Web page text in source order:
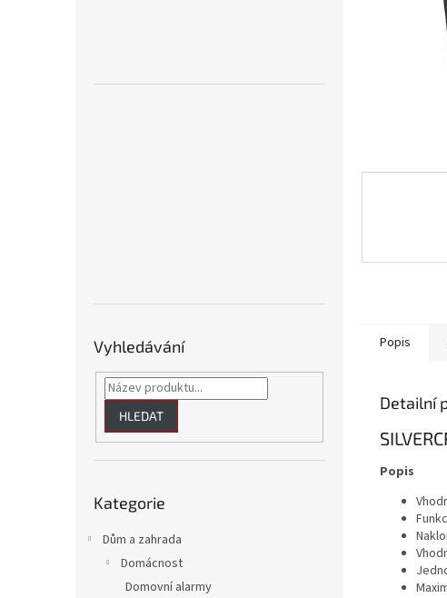
Vyhledávání
HLEDAT
kategorie
Kategorie
Dům a zahrada
Domácnost
Domovní alarmy
Popis
Detailní
Popis